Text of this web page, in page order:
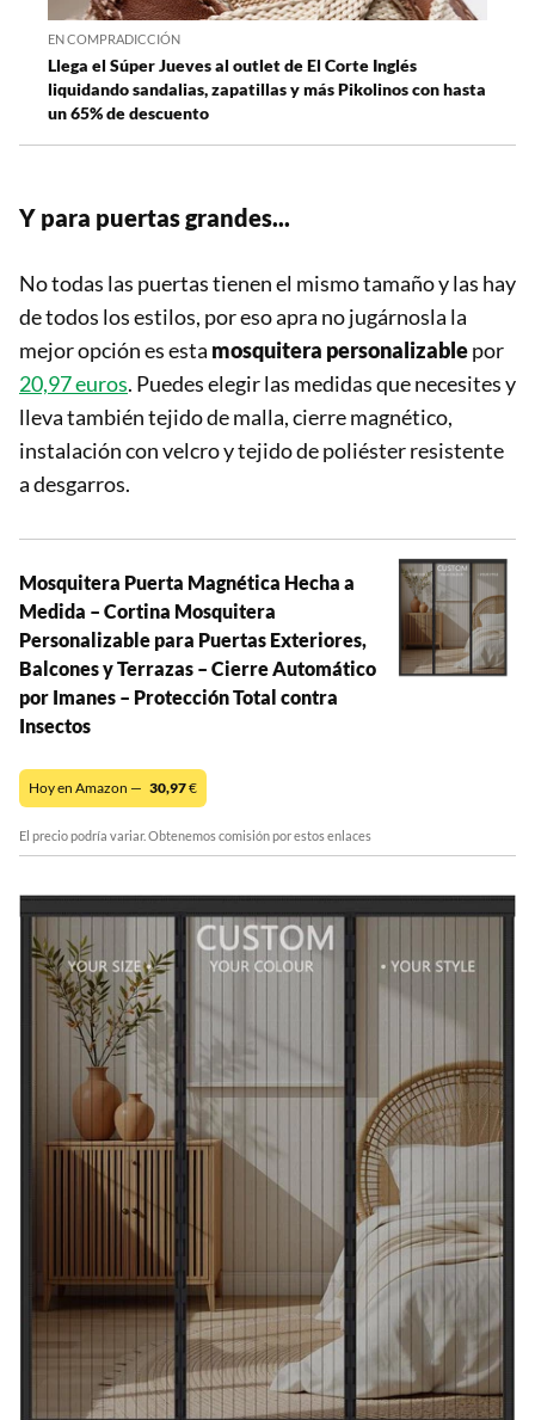
EN COMPRADICCIÓN
Llega el Súper Jueves al outlet de El Corte Inglés
liquidando sandalias, zapatillas y más Pikolinos con hasta
un 65% de descuento
Y para puertas grandes...
No todas las puertas tienen el mismo tamaño y las hay
de todos los estilos, por eso apra no jugárnosla la
mejor opción es esta mosquitera personalizablepor
20,97 euros. Puedes elegir las medidas que necesites y
lleva también tejido de malla, cierre magnético,
instalación con velcro y tejido de poliéster resistente
a desgarros.
Mosquitera Puerta Magnética Hecha a
Medida – Cortina Mosquitera
Personalizable para Puertas Exteriores,
Balcones y Terrazas – Cierre Automático
por Imanes – Protección Total contra
Insectos
Hoy en Amazon — 30,97€
El precio podría variar. Obtenemos comisión por estos enlaces